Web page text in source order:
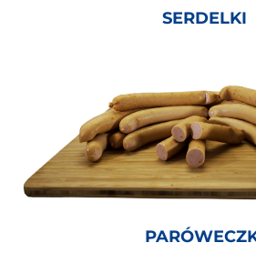
SERDELKI